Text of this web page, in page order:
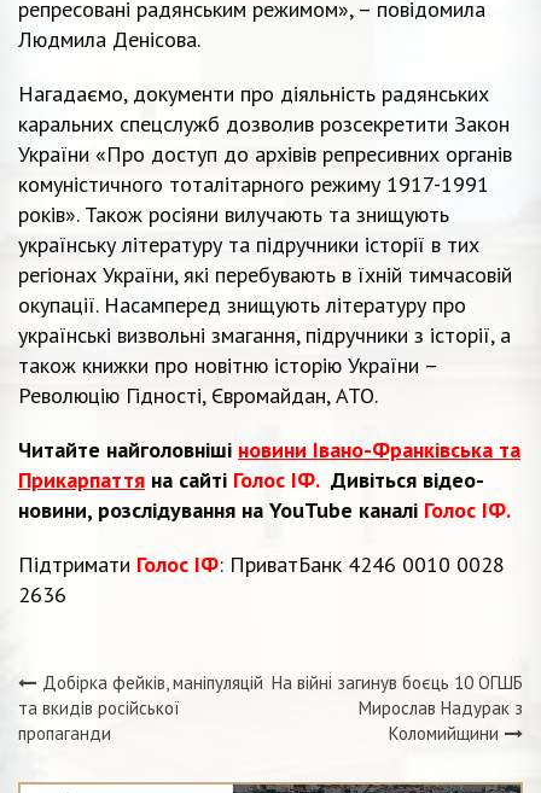
репресовані радянським режимом», – повідомила
Людмила Денісова.
Нагадаємо, документи про діяльність радянських
каральних спецслужб дозволив розсекретити Закон
України «Про доступ до архівів репресивних органів
комуністичного тоталітарного режиму 1917-1991
років». Також росіяни вилучають та знищують
українську літературу та підручники історії в тих
регіонах України, які перебувають в їхній тимчасовій
окупації. Насамперед знищують літературу про
українські визвольні змагання, підручники з історії, а
також книжки про новітню історію України –
Революцію Гідності, Євромайдан, АТО.
Читайте найголовніші новини Івано-Франківська та
Прикарпаття на сайті Голос ІФ.Дивіться відео-
новини, розслідування на YouTube каналі Голос ІФ.
Підтримати Голос ІФ: ПриватБанк 4246 0010 0028
2636
Навігація
Добірка фейків, маніпуляцій
та вкидів російської
пропаганди
На війні загинув боєць 10 ОГШБ
Мирослав Надурак з
Коломийщини